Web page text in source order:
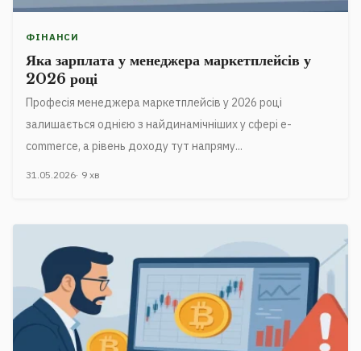
ФІНАНСИ
Яка зарплата у менеджера маркетплейсів у
2026 році
Професія менеджера маркетплейсів у 2026 році
залишається однією з найдинамічніших у сфері e-
commerce, а рівень доходу тут напряму...
31.05.2026 9 хв